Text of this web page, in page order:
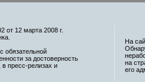
12 марта 2008 г.
обязательной
за достоверность
пресс-релизах и
На
на
его